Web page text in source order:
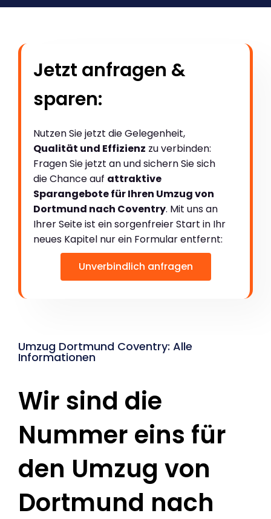
Jetzt anfragen &
sparen:
Nutzen Sie jetzt die Gelegenheit,
Qualität und Effizienz zu verbinden:
Fragen Sie jetzt an und sichern Sie sich
die Chance auf attraktive
Sparangebote für Ihren Umzug von
Dortmund nach Coventry. Mit uns an
Ihrer Seite ist ein sorgenfreier Start in Ihr
neues Kapitel nur ein Formular entfernt:
Unverbindlich anfragen
Umzug Dortmund Coventry: Alle
Informationen
Wir sind die
Nummer eins für
den Umzug von
Dortmund nach